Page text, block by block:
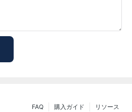
リソース
購入ガイド
FAQ